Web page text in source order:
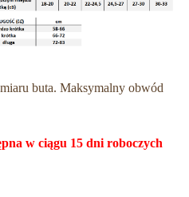
buta. Maksymalny obwód
w ciągu 15 dni roboczych